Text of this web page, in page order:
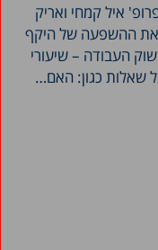
איל קמחי ואריק
את ההשפעה של היקף
העבודה – שיעורי
שאלות כגון: האם…